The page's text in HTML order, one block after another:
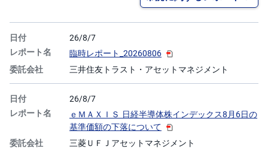
外
国
株
式
資
信
託
券
26/8/7
臨時レポート_20260806
三井住友トラスト・アセットマネジメント
26/8/7
ｅＭＡＸＩＳ 日経半導体株インデックス8月6日の
基準価額の下落について
三菱ＵＦＪアセットマネジメント